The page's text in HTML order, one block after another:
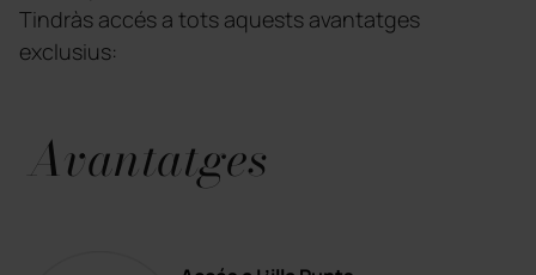
Tindràs accés a tots aquests avantatges
exclusius:
Avantatges